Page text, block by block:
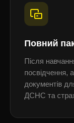
Повний
Після
посвідчення,
документів
ДСНС та